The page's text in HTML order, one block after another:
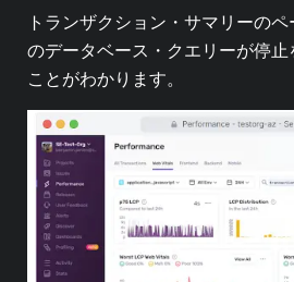
トランザクション・サマリーの
のデータベース・クエリーが停
ことがわかります。